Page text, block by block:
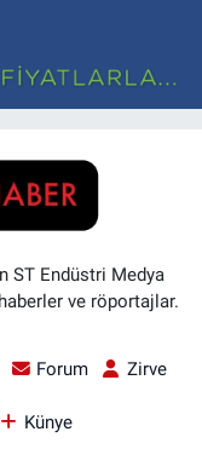
ST Endüstri Medya
ve röportajlar.
Forum
Zirve
Künye